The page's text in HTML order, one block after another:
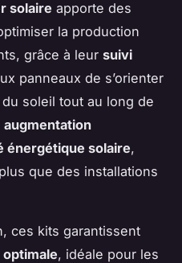
solaire apporte des
la production
grâce à leur suivi
panneaux de s’orienter
soleil tout au long de
augmentation
énergétique solaire,
que des installations
ces kits garantissent
optimale, idéale pour les